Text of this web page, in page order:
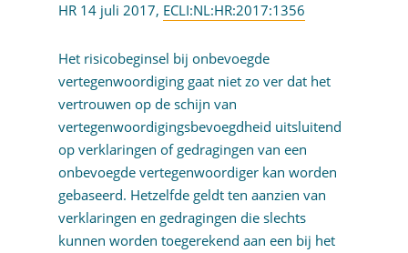
HR 14 juli 2017, ECLI:NL:HR:2017:1356
Het risicobeginsel bij onbevoegde
vertegenwoordiging gaat niet zo ver dat het
vertrouwen op de schijn van
vertegenwoordigingsbevoegdheid uitsluitend
op verklaringen of gedragingen van een
onbevoegde vertegenwoordiger kan worden
gebaseerd. Hetzelfde geldt ten aanzien van
verklaringen en gedragingen die slechts
kunnen worden toegerekend aan een bij het